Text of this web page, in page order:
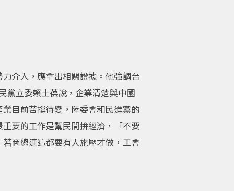
介入，應拿出相關證據。他強調台
黨立委賴士葆說，企業清楚與中國
目前苦撐待變，陸委會和民進黨的
要的工作是幫民間拚經濟，「不要
商總連這都要有人施壓才做，工會